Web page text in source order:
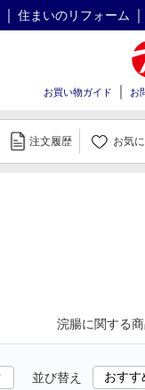
住まいのリフォーム
お買い物ガイド お
注文履歴 お気
浣腸に関する
並び替え